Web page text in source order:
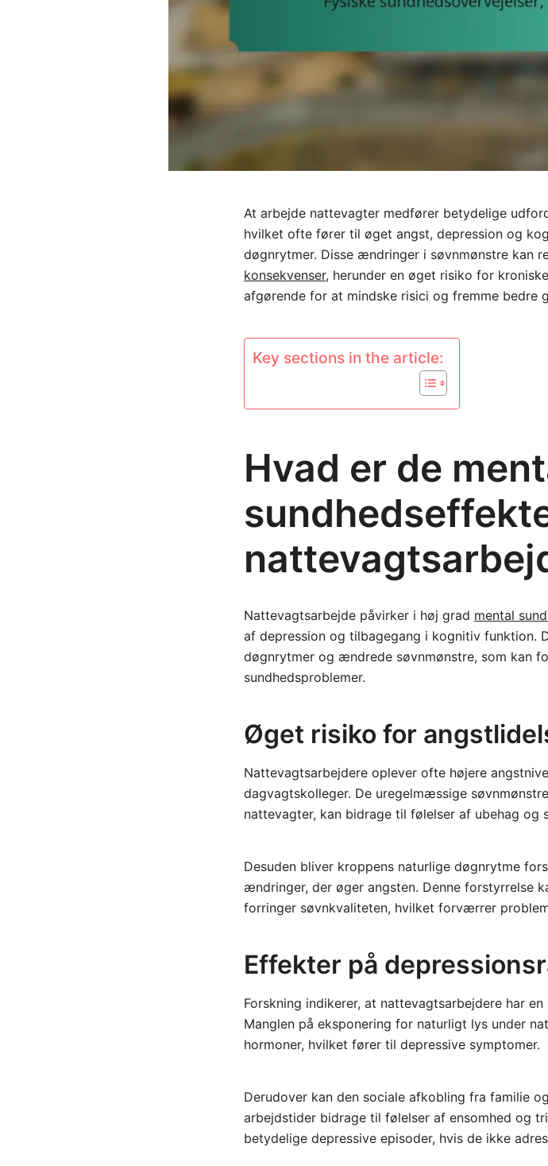
At arbejde nattevagter medfører betydelige
hvilket ofte fører til øget angst, depression og
døgnrytmer. Disse ændringer i søvnmønstre kan
konsekvenser, herunder en øget risiko for
afgørende for at mindske risici og fremme bedre
Key sections in the article:
Hvad er de
Nattevagtsarbejde påvirker i høj grad mental
af depression og tilbagegang i kognitiv funktion.
døgnrytmer og ændrede søvnmønstre, som kan
sundhedsproblemer.
Øget risiko for
Nattevagtsarbejdere oplever ofte højere
dagvagtskolleger. De uregelmæssige
nattevagter, kan bidrage til følelser af ubehag og
Desuden bliver kroppens naturlige døgnrytme
ændringer, der øger angsten. Denne forstyrrelse
forringer søvnkvaliteten, hvilket forværrer
Effekter på
Forskning indikerer, at nattevagtsarbejdere har
Manglen på eksponering for naturligt lys under
hormoner, hvilket fører til depressive symptomer.
Derudover kan den sociale afkobling fra familie
arbejdstider bidrage til følelser af ensomhed og
betydelige depressive episoder, hvis de ikke